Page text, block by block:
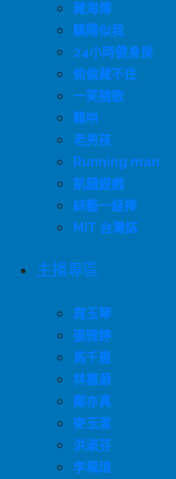
藏海傳
驕陽似我
24小時健身房
偷偷藏不住
一笑隨歌
難哄
老男孩
Running man
飢餓遊戲
綜藝一級棒
MIT 台灣誌
主播專區
周玉琴
張雅婷
馬千惠
林嘉源
鄭亦真
麥玉潔
洪淑芬
李珮瑄